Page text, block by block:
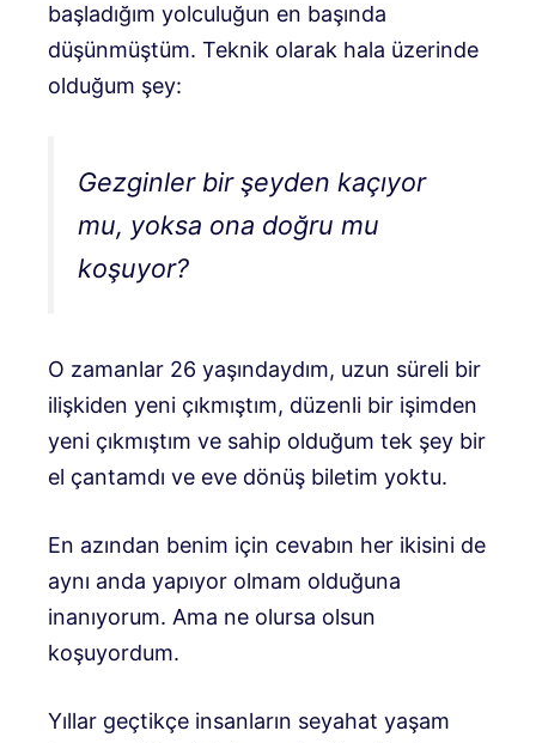
başladığım yolculuğun en başında
düşünmüştüm. Teknik olarak hala üzerinde
olduğum şey:
Gezginler bir şeyden kaçıyor
mu, yoksa ona doğru mu
koşuyor?
O zamanlar 26 yaşındaydım, uzun süreli bir
ilişkiden yeni çıkmıştım, düzenli bir işimden
yeni çıkmıştım ve sahip olduğum tek şey bir
el çantamdı ve eve dönüş biletim yoktu.
En azından benim için cevabın her ikisini de
aynı anda yapıyor olmam olduğuna
inanıyorum. Ama ne olursa olsun
koşuyordum.
Yıllar geçtikçe insanların seyahat yaşam